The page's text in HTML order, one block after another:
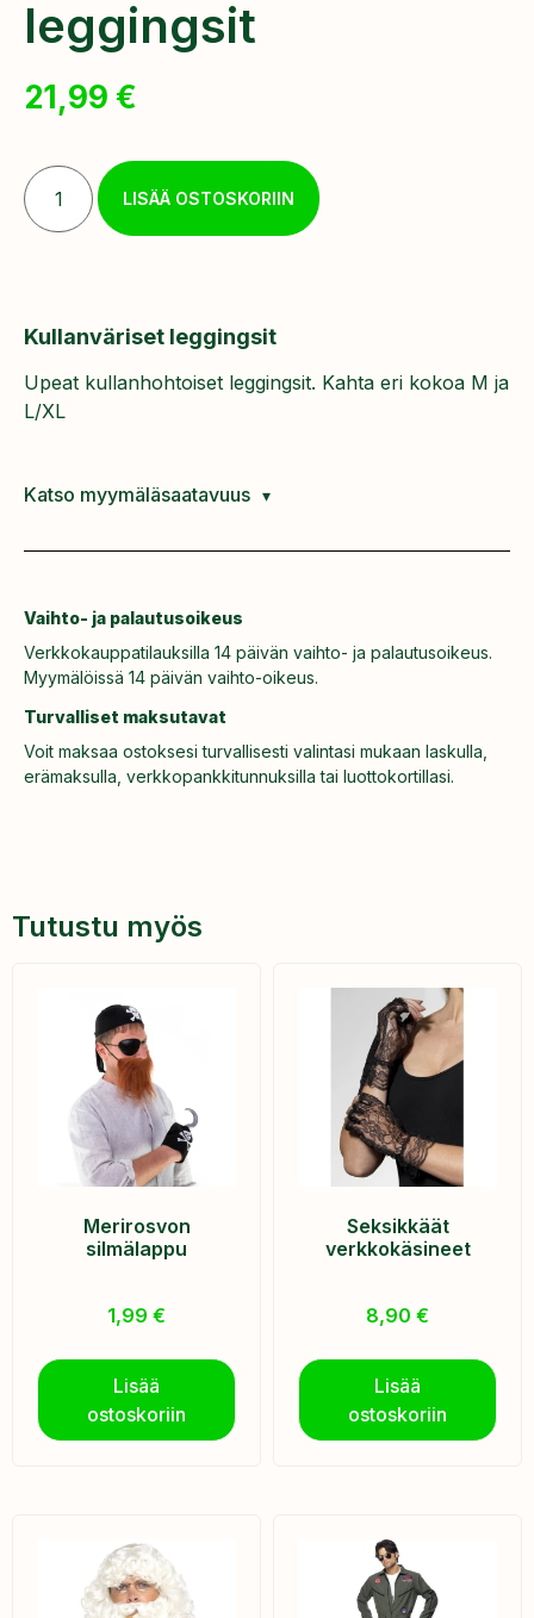
leggingsit
21,99 €
LISÄÄ OSTOSKORIIN
Kullanväriset leggingsit
Upeat kullanhohtoiset leggingsit. Kahta eri kokoa M ja
L/XL
Katso myymäläsaatavuus
Vaihto- ja palautusoikeus
Verkkokauppatilauksilla 14 päivän vaihto- ja palautusoikeus.
Myymälöissä 14 päivän vaihto-oikeus.
Turvalliset maksutavat
Voit maksaa ostoksesi turvallisesti valintasi mukaan laskulla,
erämaksulla, verkkopankkitunnuksilla tai luottokortillasi.
Tutustu myös
Merirosvon
silmälappu
1,99 €
Lisää
ostoskoriin
Seksikkäät
verkkokäsineet
8,90 €
Lisää
ostoskoriin